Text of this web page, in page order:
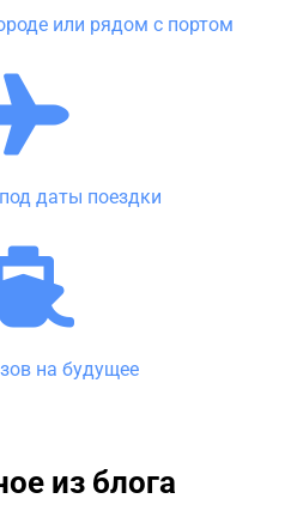
или рядом с портом
даты поездки
на будущее
из блога